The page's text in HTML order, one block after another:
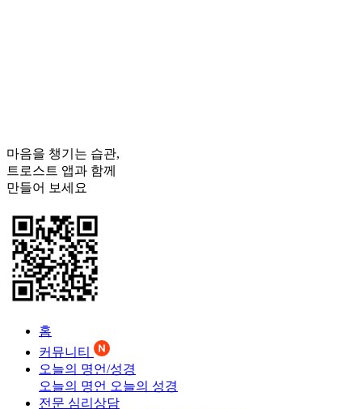
마음을 챙기는 습관,
트로스트 앱과 함께
만들어 보세요
홈
커뮤니티
오늘의 명언/성경
오늘의 명언 오늘의 성경
전문 심리상담